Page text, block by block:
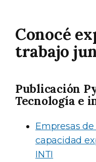
Conocé
trabajo
Publicación
Tecnología e
Empresas
capacidad
INTI